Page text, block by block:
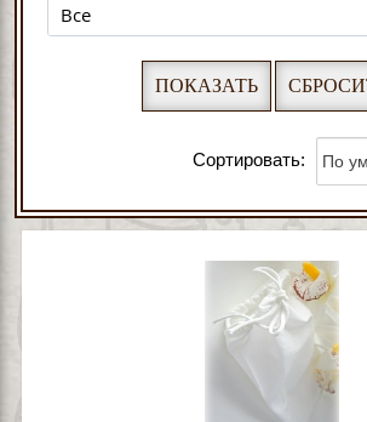
Все
Сортировать: